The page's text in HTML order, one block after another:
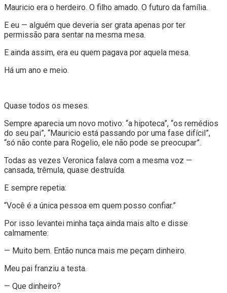
Mauricio era o herdeiro. O filho amado. O futuro da família.
E eu — alguém que deveria ser grata apenas por ter
permissão para sentar na mesma mesa.
E ainda assim, era eu quem pagava por aquela mesa.
Há um ano e meio.
Quase todos os meses.
Sempre aparecia um novo motivo: “a hipoteca”, “os remédios
do seu pai”, “Mauricio está passando por uma fase difícil”,
“só não conte para Rogelio, ele não pode se preocupar”.
Todas as vezes Veronica falava com a mesma voz —
cansada, trêmula, quase destruída.
E sempre repetia:
“Você é a única pessoa em quem posso confiar.”
Por isso levantei minha taça ainda mais alto e disse
calmamente:
— Muito bem. Então nunca mais me peçam dinheiro.
Meu pai franziu a testa.
— Que dinheiro?